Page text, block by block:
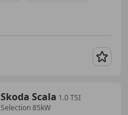
Skoda Scala 1.0 TSI
Selection 85kW